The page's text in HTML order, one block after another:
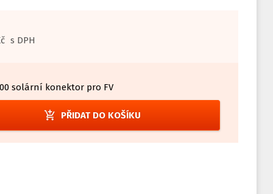
s DPH
solární konektor pro FV
add_shopping_cart PŘIDAT DO KOŠÍKU